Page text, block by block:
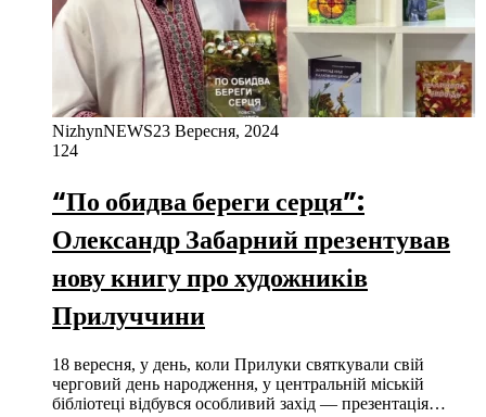
NizhynNEWS23 Вересня, 2024
124
“По обидва береги серця”:
Олександр Забарний презентував
нову книгу про художників
Прилуччини
18 вересня, у день, коли Прилуки святкували свій
черговий день народження, у центральній міській
бібліотеці відбувся особливий захід — презентація…